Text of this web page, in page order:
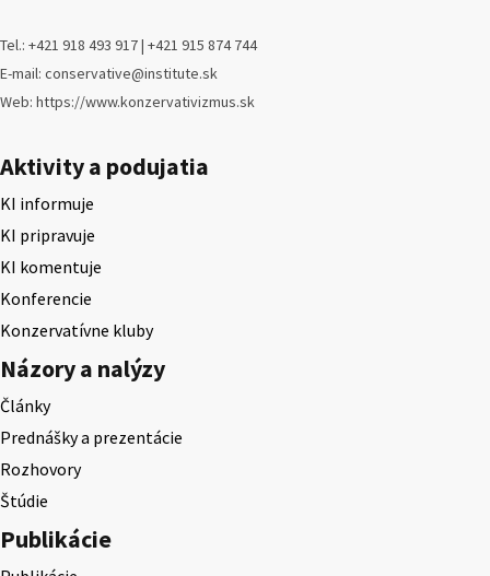
Tel.: +421 918 493 917 | +421 915 874 744
E-mail: conservative@institute.sk
Web: https://www.konzervativizmus.sk
Aktivity a podujatia
KI informuje
KI pripravuje
KI komentuje
Konferencie
Konzervatívne kluby
Názory a nalýzy
Články
Prednášky a prezentácie
Rozhovory
Štúdie
Publikácie